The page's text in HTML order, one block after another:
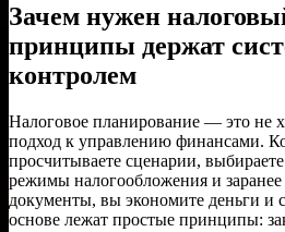
Зачем нужен
принципы держат
контролем
Налоговое планирование — это не
подход к управлению финансами.
просчитываете сценарии,
режимы налогообложения и
документы, вы экономите деньги и
основе лежат простые принципы: